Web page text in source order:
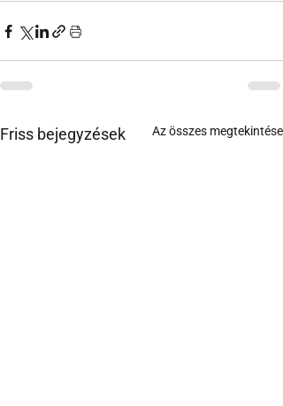
Friss bejegyzések Az összes megtekintése